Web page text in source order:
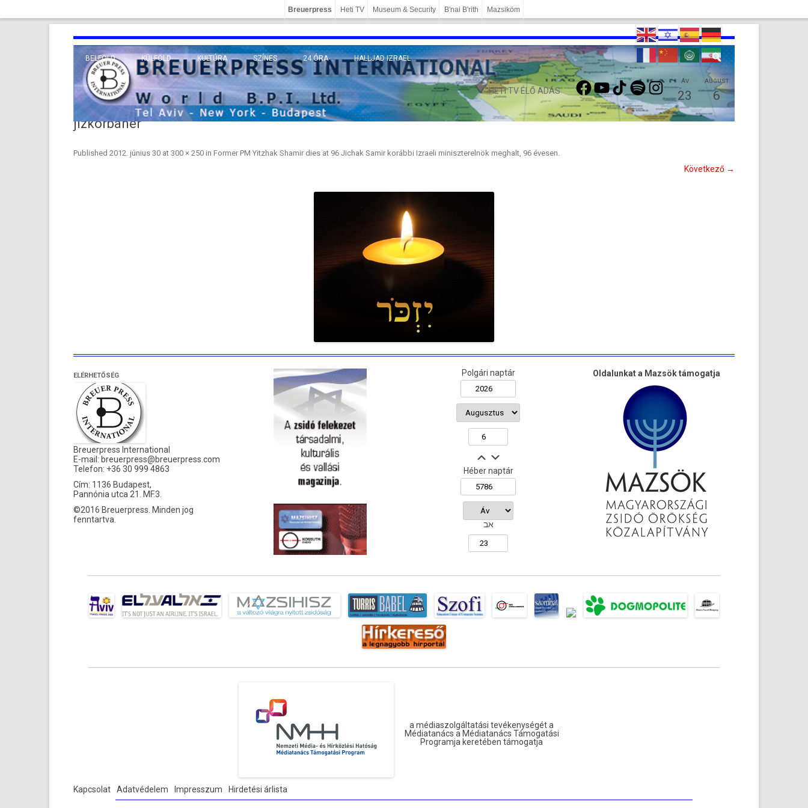
Breuerpress Heti TV Museum & Security B'nai B'rith Mazsiköm
BELFÖLD KÜLFÖLD
EURÓPA
KÖZEL-KELET
TENGERENTÚL
KULTÚRA
TUDOMÁNY
VALLÁS
SZÍNES 24 ÓRA HALLJAD IZRAEL
HETI TV ÉLŐ ADÁS
FACEBOOKYOUTUBETIKTOKSPOTIFYINSTAGRAMÁV
23
AUGUST
6
jizkorbaner
Published 2012. június 30 at 300 × 250 in Former PM Yitzhak Shamir dies at 96 Jichak Samir korábbi Izraeli miniszterelnök meghalt, 96 évesen.
Következő →
ELÉRHETŐSÉG
Breuerpress International
E-mail: breuerpress@breuerpress.com
Telefon: +36 30 999 4863
Cím: 1136 Budapest,
Pannónia utca 21. MF.3.
©2016 Breuerpress. Minden jog
fenntartva.
Polgári naptár
Héber naptár
אב
Oldalunkat a Mazsök támogatja
a médiaszolgáltatási tevékenységét a
Médiatanács a Médiatanács Támogatási
Programja keretében támogatja
Kapcsolat Adatvédelem Impresszum Hirdetési árlista